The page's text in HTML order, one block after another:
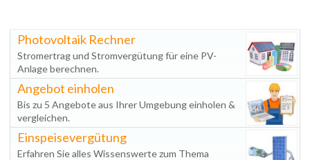
Photovoltaik Rechner
Stromertrag und Stromvergütung für eine PV-
Anlage berechnen.
Angebot einholen
Bis zu 5 Angebote aus Ihrer Umgebung einholen &
vergleichen.
Einspeisevergütung
Erfahren Sie alles Wissenswerte zum Thema